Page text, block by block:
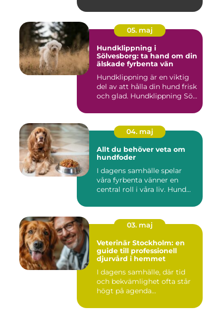
05. maj
Hundklippning i
Sölvesborg: ta hand om din
älskade fyrbenta vän
Hundklippning är en viktig
del av att hålla din hund frisk
och glad. Hundklippning Sö...
04. maj
Allt du behöver veta om
hundfoder
I dagens samhälle spelar
våra fyrbenta vänner en
central roll i våra liv. Hund...
03. maj
Veterinär Stockholm: en
guide till professionell
djurvård i hemmet
I dagens samhälle, där tid
och bekvämlighet ofta står
högt på agenda...